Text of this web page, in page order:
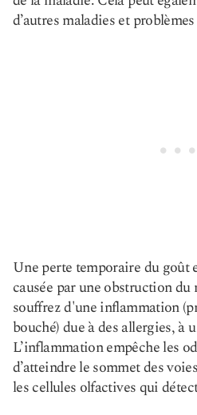
d’autres maladies et
Une perte temporaire du goût
causée par une obstruction du
souffrez d'une inflammation
bouché) due à des allergies, à
L’inflammation empêche les
d’atteindre le sommet des
les cellules olfactives qui